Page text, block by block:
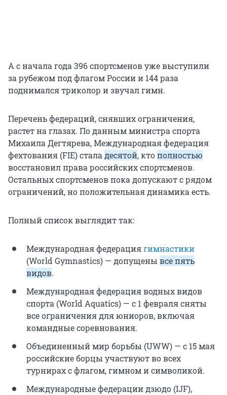
А с начала года 396 спортсменов уже выступили
за рубежом под флагом России и 144 раза
поднимался триколор и звучал гимн.
Перечень федераций, снявших ограничения,
растет на глазах. По данным министра спорта
Михаила Дегтярева, Международная федерация
фехтования (FIE) сталадесятой, ктополностью
восстановил права российских спортсменов.
Остальных спортсменов пока допускают с рядом
ограничений, но положительная динамика есть.
Полный список выглядит так:
Международная федерациягимнастики
(World Gymnastics) — допущены все пять
видов.
Международная федерация водных видов
спорта (World Aquatics) — с 1 февраля сняты
все ограничения для юниоров, включая
командные соревнования.
Объединенный мир борьбы (UWW) — с 15 мая
российские борцы участвуют во всех
турнирах с флагом, гимном и символикой.
Международные федерации дзюдо (IJF),